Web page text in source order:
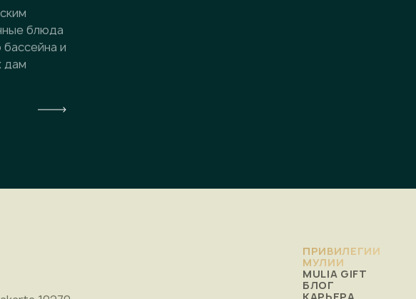
блюда
и
дам
ПРИВИЛЕГИИ
МУЛИИ
MULIA GIFT
БЛОГ
КАРЬЕРА